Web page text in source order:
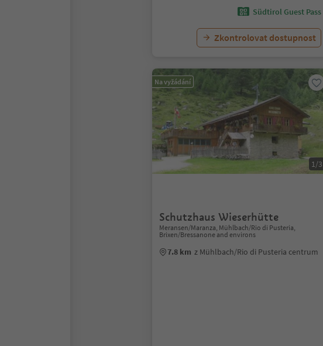
Südtirol Guest Pass
Zkontrolovat dostupnost
Na vyžádání
1/3
Schutzhaus Wieserhütte
Meransen/Maranza, Mühlbach/Rio di Pusteria,
Brixen/Bressanone and environs
7.8 km z Mühlbach/Rio di Pusteria centrum